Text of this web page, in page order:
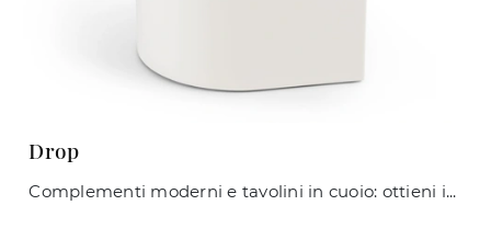
Drop
Complementi moderni e tavolini in cuoio: ottieni informazioni sul modello Drop di Midj e potrai impreziosire i tuoi interni.